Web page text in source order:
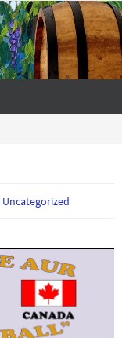
Uncategorized